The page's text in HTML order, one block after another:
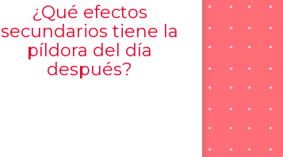
¿Qué efectos
secundarios tiene la
píldora del día
después?